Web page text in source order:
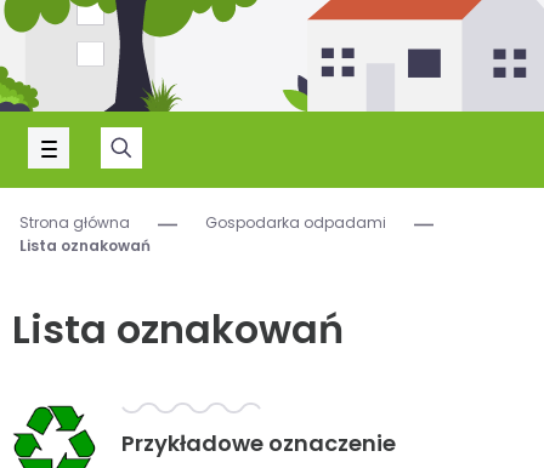
Strona główna
Gospodarka odpadami
Lista oznakowań
Lista oznakowań
Przykładowe oznaczenie